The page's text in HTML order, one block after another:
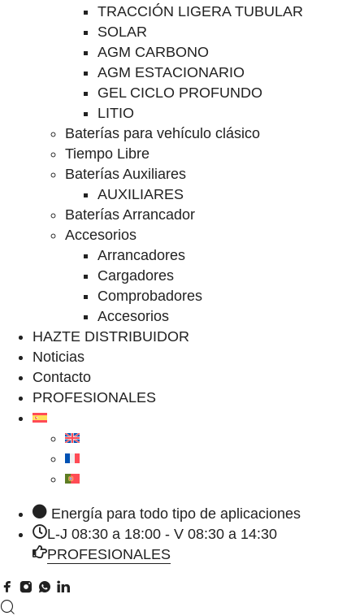
TRACCIÓN LIGERA TUBULAR
SOLAR
AGM CARBONO
AGM ESTACIONARIO
GEL CICLO PROFUNDO
LITIO
Baterías para vehículo clásico
Tiempo Libre
Baterías Auxiliares
AUXILIARES
Baterías Arrancador
Accesorios
Arrancadores
Cargadores
Comprobadores
Accesorios
HAZTE DISTRIBUIDOR
Noticias
Contacto
PROFESIONALES
Energía para todo tipo de aplicaciones
L-J 08:30 a 18:00 - V 08:30 a 14:30
PROFESIONALES